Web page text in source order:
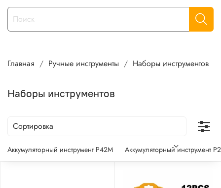
Главная Ручные инструменты Наборы инструментов
Наборы инструментов
Аккумуляторный инструмент P42M Аккумуляторный инструмент